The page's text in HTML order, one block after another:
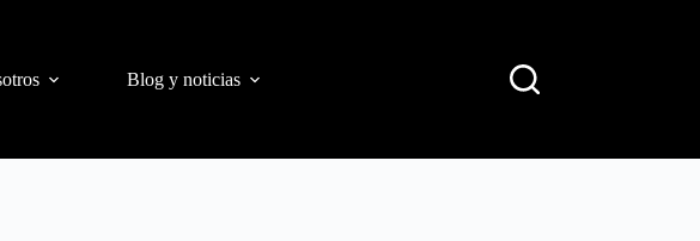
Blog y noticias